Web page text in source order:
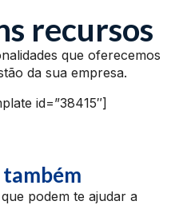
recursos
que oferecemos
da sua empresa.
id=”38415″]
podem te ajudar a